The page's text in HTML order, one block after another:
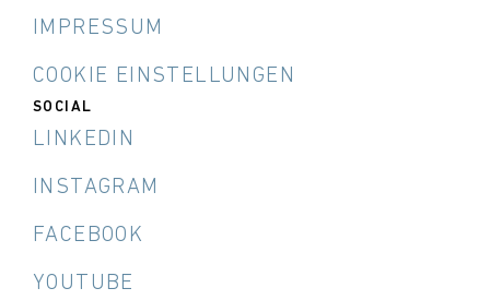
IMPRESSUM
COOKIE EINSTELLUNGEN
SOCIAL
LINKEDIN
INSTAGRAM
FACEBOOK
YOUTUBE